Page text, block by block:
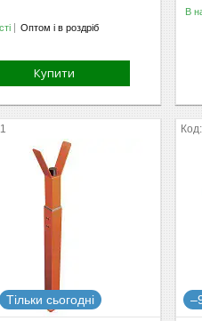
Оптом і в роздріб
Купити
В
Тільки сьогодні